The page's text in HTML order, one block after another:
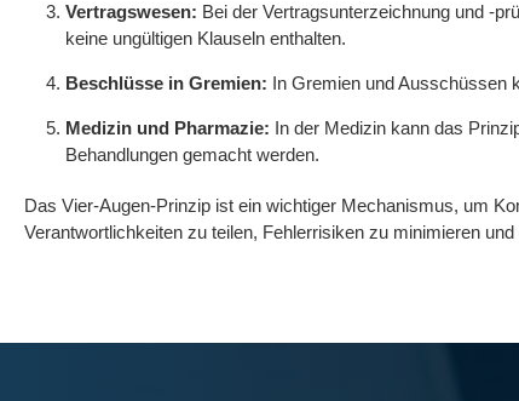
Vertragswesen: Bei der Vertragsunterzeichnung und -
keine ungültigen Klauseln enthalten.
Beschlüsse in Gremien: In Gremien und Ausschüssen
Medizin und Pharmazie: In der Medizin kann das
Behandlungen gemacht werden.
Das Vier-Augen-Prinzip ist ein wichtiger Mechanismus, um
Verantwortlichkeiten zu teilen, Fehlerrisiken zu minimieren